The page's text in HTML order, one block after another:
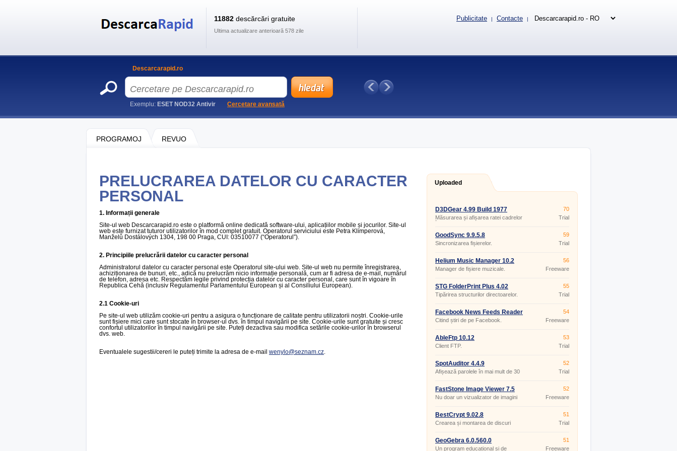
PROGRAMOJ REVUO
PRELUCRAREA DATELOR CU CARACTER
PERSONAL
1. Informații generale
Site-ul web Descarcarapid.ro este o platformă online dedicată software-ului, aplicațiilor mobile și jocurilor. Site-ul
web este furnizat tuturor utilizatorilor în mod complet gratuit. Operatorul serviciului este Petra Klimperová,
Manželů Dostálových 1304, 198 00 Praga, CUI: 03510077 (“Operatorul”).
2. Principiile prelucrării datelor cu caracter personal
Administratorul datelor cu caracter personal este Operatorul site-ului web. Site-ul web nu permite înregistrarea,
achiziționarea de bunuri, etc., adică nu prelucrăm nicio informație personală, cum ar fi adresa de e-mail, numărul
de telefon, adresa etc. Respectăm legile privind protecția datelor cu caracter personal, care sunt în vigoare în
Republica Cehă (inclusiv Regulamentul Parlamentului European și al Consiliului European).
2.1 Cookie-uri
Pe site-ul web utilizăm cookie-uri pentru a asigura o funcționare de calitate pentru utilizatorii noștri. Cookie-urile
sunt fișiere mici care sunt stocate în browser-ul dvs. în timpul navigării pe site. Cookie-urile sunt gratuite și cresc
confortul utilizatorilor în timpul navigării pe site. Puteți dezactiva sau modifica setările cookie-urilor în browserul
dvs. web.
Eventualele sugestii/cereri le puteți trimite la adresa de e-mail wenylo@seznam.cz.
Uploaded
D3DGear 4.99 Build 1977
Măsurarea și afișarea ratei cadrelor
în aplicațiile DirectX și OpenGL.
70
Trial
GoodSync 9.9.5.8
Sincronizarea fișierelor.
59
Trial
Helium Music Manager 10.2
Manager de fișiere muzicale.
56
Freeware
STG FolderPrint Plus 4.02
Tipărirea structurilor directoarelor.
55
Trial
Facebook News Feeds Reader
0.5.0.8
Citind știri de pe Facebook.
54
Freeware
AbleFtp 10.12
Client FTP.
53
Trial
SpotAuditor 4.4.9
Afișează parolele în mai mult de 30
de programe.
52
Trial
FastStone Image Viewer 7.5
Nu doar un vizualizator de imagini
52
Freeware
BestCrypt 9.02.8
Crearea și montarea de discuri
virtuale criptate.
51
Trial
GeoGebra 6.0.560.0
Un program educațional și de
51
Freeware
11882 descărcări gratuite
Ultima actualizare anterioară 578 zile
Publicitate | Contacte |
Descarcarapid.ro
Exemplu: ESET NOD32 Antivir Cercetare avansată